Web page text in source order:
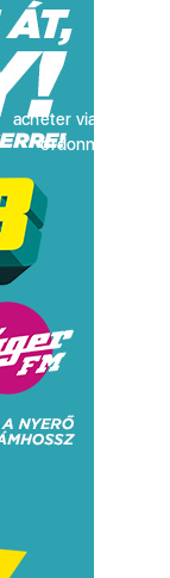
acheter viagra sans
ordonnance